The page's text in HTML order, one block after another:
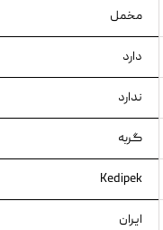
مخمل
دارد
ندارد
گربه
Kedipek
ایران